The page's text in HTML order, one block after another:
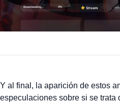
Y al final, la aparición de estos
especulaciones sobre si se trata